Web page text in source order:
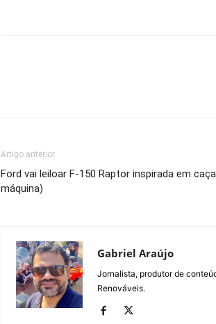
Artigo anterior
Ford vai leiloar F-150 Raptor inspirada em
máquina)
Gabriel Araújo
Jornalista, produtor de
Renováveis.